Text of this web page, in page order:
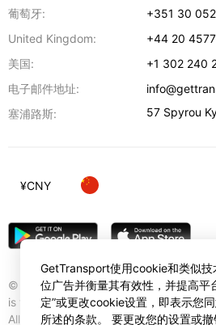
葡萄牙:
+351 30
United Kingdom:
+44 20
美国:
+1 302 240
电子邮件地址:
塞浦路斯:
57 Spyrou
© Gettransport International Limited.
is trademark of Gettransport
All rights reserved.
¥CNY
GetTransport使用cookie和类似技
位广告并衡量其有效性，并提高平
定”或更改cookie设置，即表示您
所述的条款。 要更改您的设置或